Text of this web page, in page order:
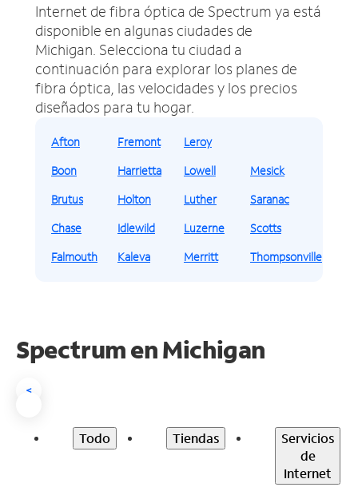
Internet de fibra óptica de Spectrum ya está
disponible en algunas ciudades de
Michigan. Selecciona tu ciudad a
continuación para explorar los planes de
fibra óptica, las velocidades y los precios
diseñados para tu hogar.
Afton
Boon
Brutus
Chase
Falmouth
Fremont
Harrietta
Holton
Idlewild
Kaleva
Leroy
Lowell
Luther
Luzerne
Merritt
Mesick
Saranac
Scotts
Thompsonville
Spectrum enMichigan
<
Todo Tiendas
Servicios
de
Internet